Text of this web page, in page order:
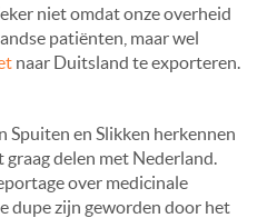
niet omdat onze overheid
patiënten, maar wel
naar Duitsland te exporteren.
Spuiten en Slikken herkennen
delen met Nederland.
over medicinale
dupe zijn geworden door het